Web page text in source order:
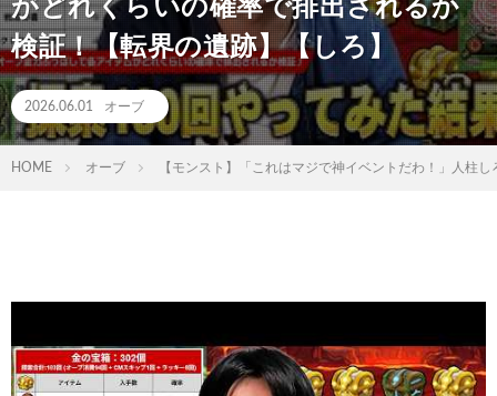
がどれくらいの確率で排出されるか
検証！【転界の遺跡】【しろ】
2026.06.01 オーブ
HOME オーブ 【モンスト】「これはマジで神イベントだわ！」人柱